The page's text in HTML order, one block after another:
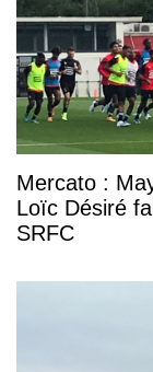
Mercato :
Loïc Désiré
SRFC